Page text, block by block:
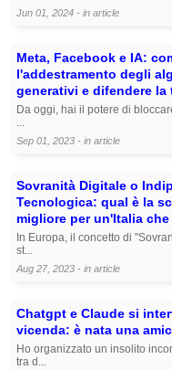
Jun 01, 2024 - in article
Meta, Facebook e IA:
l'addestramento degli
generativi e difendere la
Da oggi, hai il potere di
Sep 01, 2023 - in article
Sovranità Digitale o
Tecnologica: qual è la
migliore per un'Italia
In Europa, il concetto di
st...
Aug 27, 2023 - in article
Chatgpt e Claude si
vicenda: è nata una
Ho organizzato un insolito
tra d...